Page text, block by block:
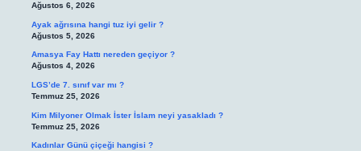
Ağustos 6, 2026
Ayak ağrısına hangi tuz iyi gelir ?
Ağustos 5, 2026
Amasya Fay Hattı nereden geçiyor ?
Ağustos 4, 2026
LGS’de 7. sınıf var mı ?
Temmuz 25, 2026
Kim Milyoner Olmak İster İslam neyi yasakladı ?
Temmuz 25, 2026
Kadınlar Günü çiçeği hangisi ?